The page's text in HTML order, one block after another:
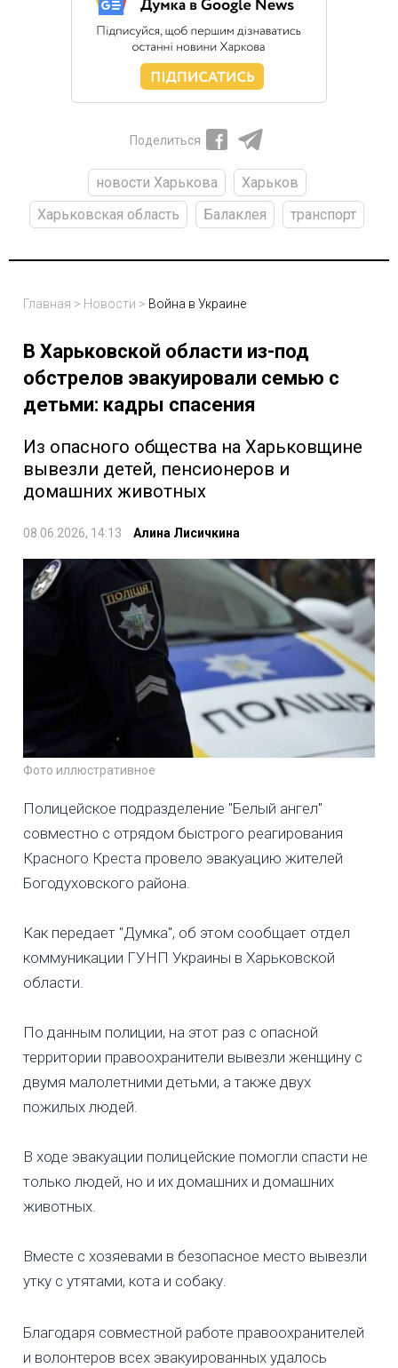
Поделиться
новости Харькова
Харьков
Харьковская область
Балаклея транспорт
Главная > Новости > Война в Украине
В Харьковской области из-под
обстрелов эвакуировали семью с
детьми: кадры спасения
Из опасного общества на Харьковщине
вывезли детей, пенсионеров и
домашних животных
08.06.2026, 14:13 Алина Лисичкина
Фото иллюстративное
Полицейское подразделение "Белый ангел"
совместно с отрядом быстрого реагирования
Красного Креста провело эвакуацию жителей
Богодуховского района.
Как передает "Думка", об этом сообщает отдел
коммуникации ГУНП Украины в Харьковской
области.
По данным полиции, на этот раз с опасной
территории правоохранители вывезли женщину с
двумя малолетними детьми, а также двух
пожилых людей.
В ходе эвакуации полицейские помогли спасти не
только людей, но и их домашних и домашних
животных.
Вместе с хозяевами в безопасное место вывезли
утку с утятами, кота и собаку.
Благодаря совместной работе правоохранителей
и волонтеров всех эвакуированных удалось